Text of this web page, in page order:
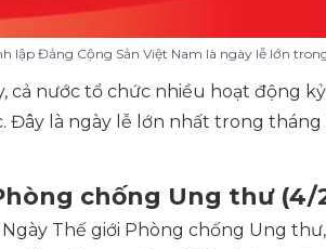
lập Đảng Cộng Sản Việt Nam là ngày lễ lớn
cả nước tổ chức nhiều hoạt động
Đây là ngày lễ lớn nhất trong tháng
chống Ung thư (4/
Thế giới Phòng chống Ung